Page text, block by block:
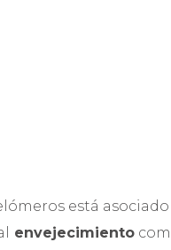
está
envejecimiento